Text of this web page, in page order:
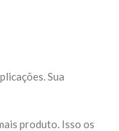
Sua
produto. Isso os